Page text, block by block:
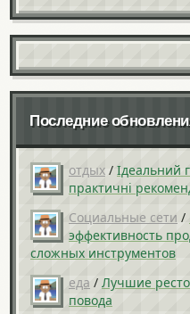
Последние
отдых / Ідеальний
практичні
Социальные сети /
эффективность
сложных инструментов
еда / Лучшие
повода